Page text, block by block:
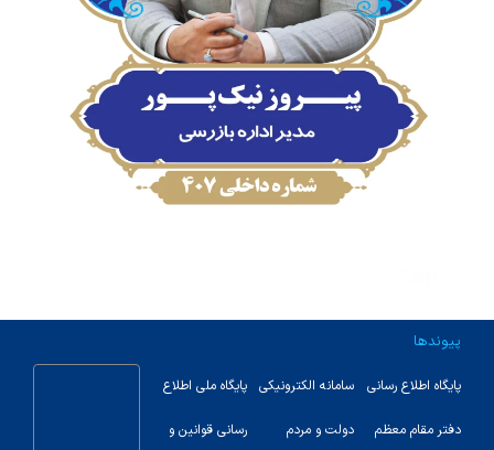
پیوندها
پایگاه اطلاع رسانی
دفتر مقام معظم
سامانه الکترونیکی
دولت و مردم
پایگاه ملی اطلاع
رسانی قوانین و